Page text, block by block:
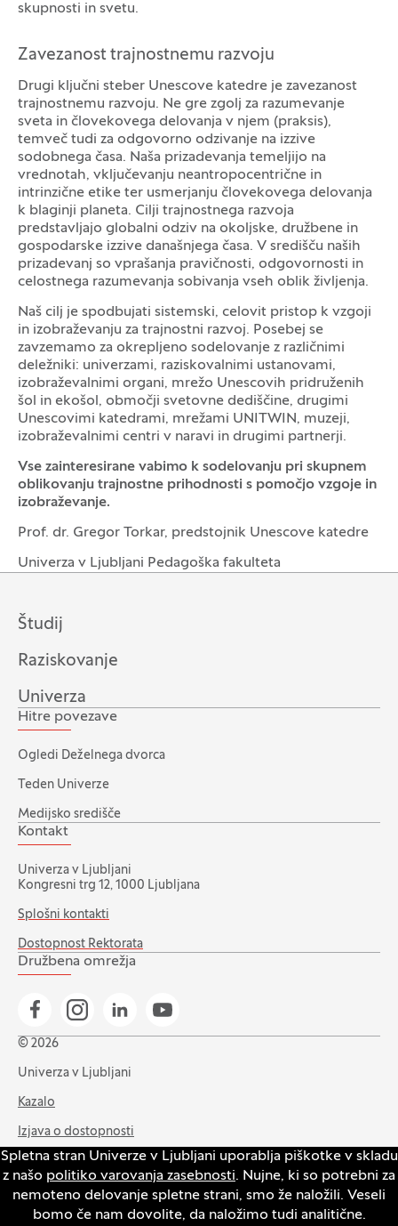
Spletna stran Univerze v Ljubljani uporablja piškotke v skladu
z našo politiko varovanja zasebnosti. Nujne, ki so potrebni za
nemoteno delovanje spletne strani, smo že naložili. Veseli
bomo če nam dovolite, da naložimo tudi analitične.
skupnosti in svetu.
Zavezanost trajnostnemu razvoju
Drugi ključni steber Unescove katedre je zavezanost
trajnostnemu razvoju. Ne gre zgolj za razumevanje
sveta in človekovega delovanja v njem (praksis),
temveč tudi za odgovorno odzivanje na izzive
sodobnega časa. Naša prizadevanja temeljijo na
vrednotah, vključevanju neantropocentrične in
intrinzične etike ter usmerjanju človekovega delovanja
k blaginji planeta. Cilji trajnostnega razvoja
predstavljajo globalni odziv na okoljske, družbene in
gospodarske izzive današnjega časa. V središču naših
prizadevanj so vprašanja pravičnosti, odgovornosti in
celostnega razumevanja sobivanja vseh oblik življenja.
Naš cilj je spodbujati sistemski, celovit pristop k vzgoji
in izobraževanju za trajnostni razvoj. Posebej se
zavzemamo za okrepljeno sodelovanje z različnimi
deležniki: univerzami, raziskovalnimi ustanovami,
izobraževalnimi organi, mrežo Unescovih pridruženih
šol in ekošol, območji svetovne dediščine, drugimi
Unescovimi katedrami, mrežami UNITWIN, muzeji,
izobraževalnimi centri v naravi in drugimi partnerji.
Vse zainteresirane vabimo k sodelovanju pri skupnem
oblikovanju trajnostne prihodnosti s pomočjo vzgoje in
izobraževanje.
Prof. dr. Gregor Torkar, predstojnik Unescove katedre
Univerza v Ljubljani Pedagoška fakulteta
Študij
Raziskovanje
Univerza
Hitre povezave
Ogledi Deželnega dvorca
Teden Univerze
Medijsko središče
Kontakt
Univerza v Ljubljani
Kongresni trg 12, 1000 Ljubljana
Splošni kontakti
Dostopnost Rektorata
Družbena omrežja
Pojdi na našo Facebook stran
Pojdi na našo Instagram stran
Pojdi na Linkedin stran
Pojdi na YouTube stran
© 2026
Univerza v Ljubljani
Kazalo
Izjava o dostopnosti
Varstvo zasebnosti in piškotkov
Intranet